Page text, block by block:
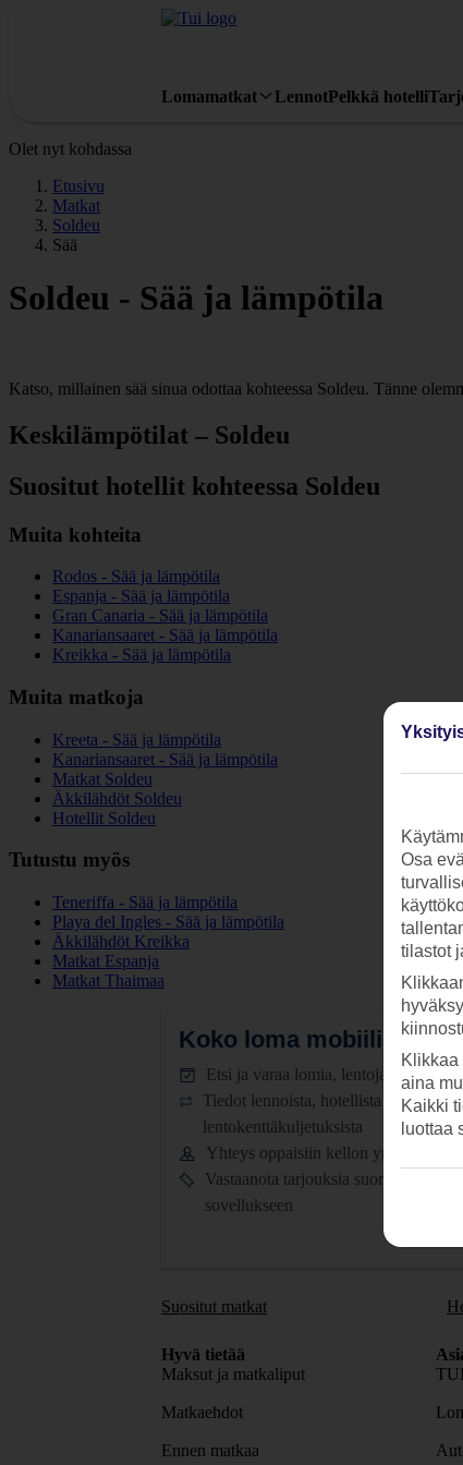
Lomamatkat LennotPelkkä hotelli
Olet nyt kohdassa
Etusivu
Matkat
Soldeu
Sää
Soldeu - Sää ja lämpötila
Katso, millainen sää sinua odottaa kohteessa Soldeu. Tänne
Keskilämpötilat – Soldeu
Suositut hotellit kohteessa Soldeu
Muita kohteita
Rodos - Sää ja lämpötila
Espanja - Sää ja lämpötila
Gran Canaria - Sää ja lämpötila
Kanariansaaret - Sää ja lämpötila
Kreikka - Sää ja lämpötila
Muita matkoja
Kreeta - Sää ja lämpötila
Kanariansaaret - Sää ja lämpötila
Matkat Soldeu
Äkkilähdöt Soldeu
Hotellit Soldeu
Tutustu myös
Teneriffa - Sää ja lämpötila
Playa del Ingles - Sää ja lämpötila
Äkkilähdöt Kreikka
Matkat Espanja
Matkat Thaimaa
Koko loma mobiilissa.
Etsi ja varaa lomia, lentoja ja hotelleja
Tiedot lennoista, hotellista ja
lentokenttäkuljetuksista
Yhteys oppaisiin kellon ympäri
Vastaanota tarjouksia suoraan
sovellukseen
Suositut matkat
Hyvä tietää
Maksut ja matkaliput
Matkaehdot
Ennen matkaa
Osa
tilastot
Klikkaa
aina
Kaikki
luottaa